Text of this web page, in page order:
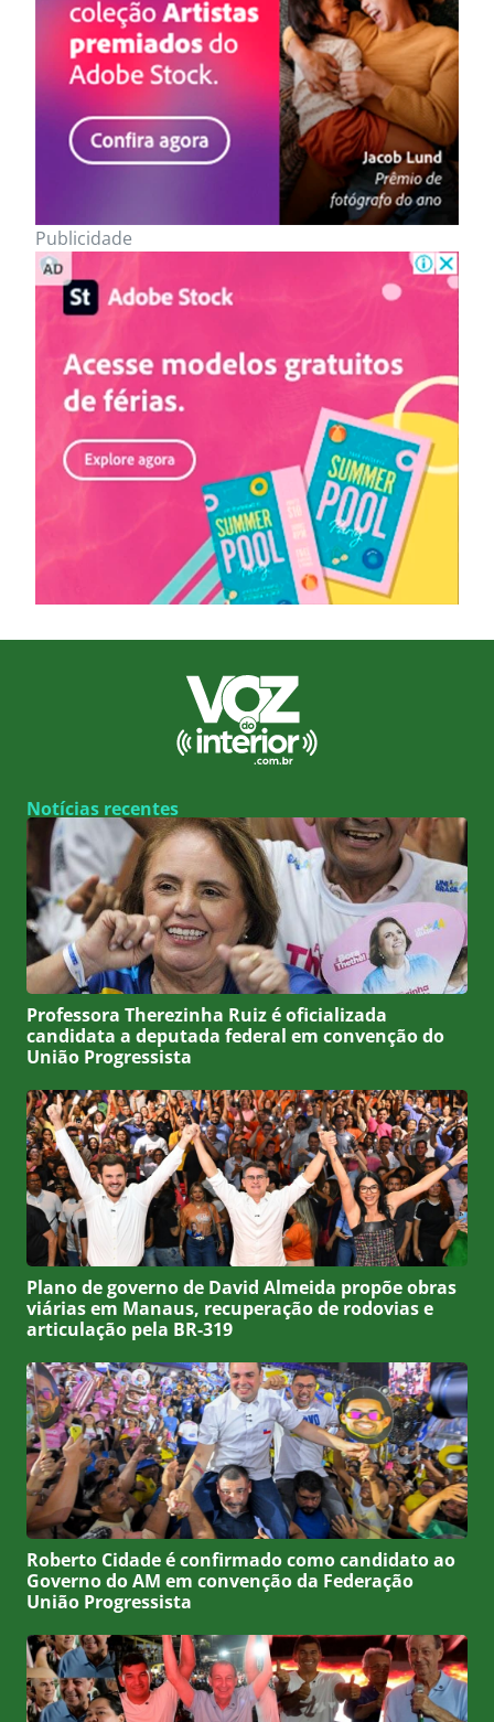
Publicidade
Notícias recentes
Professora Therezinha Ruiz é oficializada
candidata a deputada federal em convenção do
União Progressista
Plano de governo de David Almeida propõe obras
viárias em Manaus, recuperação de rodovias e
articulação pela BR-319
Roberto Cidade é confirmado como candidato ao
Governo do AM em convenção da Federação
União Progressista